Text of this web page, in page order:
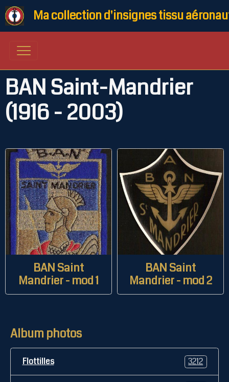
Ma collection d'insignes tissu
BAN Saint-Mandrier
(1916 - 2003)
BAN Saint
Mandrier - mod 1
BAN Saint
Mandrier - mod 2
Album photos
Flottilles 3212